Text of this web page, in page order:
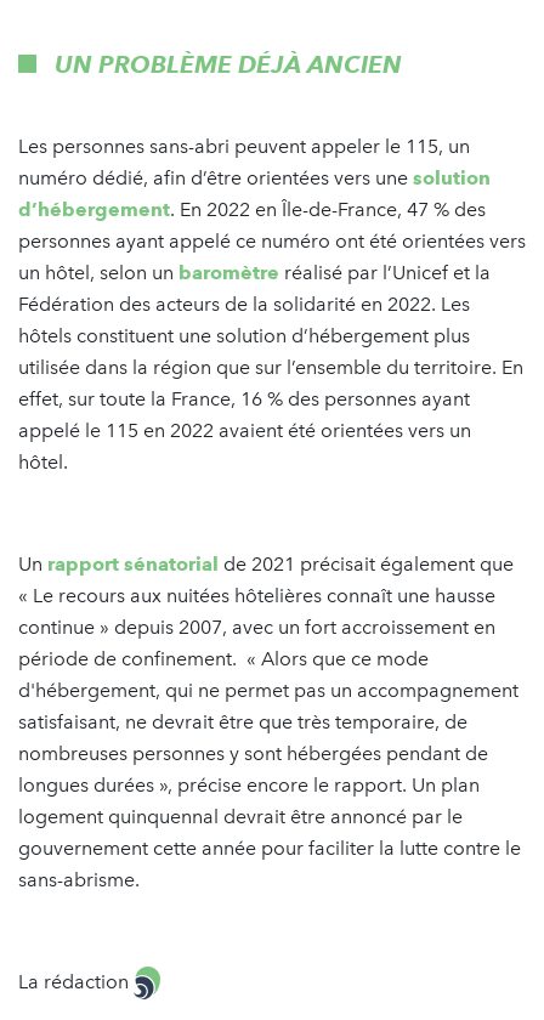
UN PROBLÈME DÉJÀ ANCIEN
Les personnes sans-abri peuvent appeler le 115, un
numéro dédié, afin d’être orientées vers une solution
d’hébergement. En 2022 en Île-de-France, 47 % des
personnes ayant appelé ce numéro ont été orientées vers
un hôtel, selon un baromètre réalisé par l’Unicef et la
Fédération des acteurs de la solidarité en 2022. Les
hôtels constituent une solution d’hébergement plus
utilisée dans la région que sur l’ensemble du territoire. En
effet, sur toute la France, 16 % des personnes ayant
appelé le 115 en 2022 avaient été orientées vers un
hôtel.
Un rapport sénatorial de 2021 précisait également que
« Le recours aux nuitées hôtelières connaît une hausse
continue » depuis 2007, avec un fort accroissement en
période de confinement. « Alors que ce mode
d'hébergement, qui ne permet pas un accompagnement
satisfaisant, ne devrait être que très temporaire, de
nombreuses personnes y sont hébergées pendant de
longues durées », précise encore le rapport. Un plan
logement quinquennal devrait être annoncé par le
gouvernement cette année pour faciliter la lutte contre le
sans-abrisme.
La rédaction